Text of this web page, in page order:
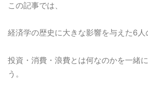
この記事では、
経済学の歴史に大きな影響を与えた6人
投資・消費・浪費とは何なのかを一緒
う。